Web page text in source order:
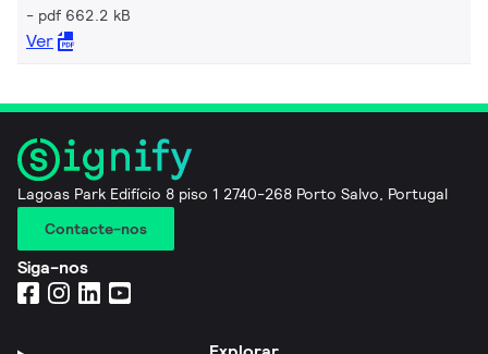
pdf 662.2 kB
Ver
Lagoas Park Edifício 8 piso 1 2740-268 Porto Salvo, Portugal
Contacte-nos
Siga-nos